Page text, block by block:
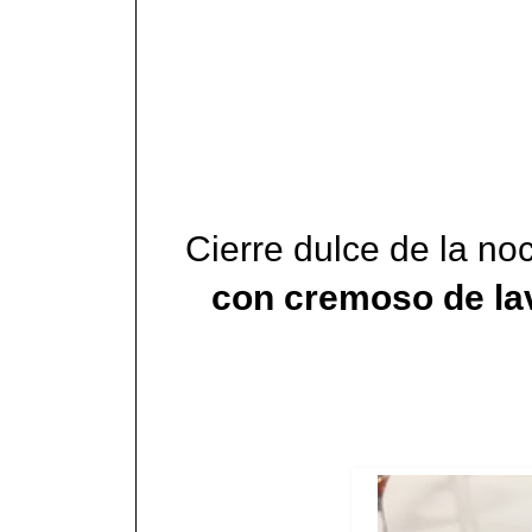
Cierre dulce de la
con cremoso de